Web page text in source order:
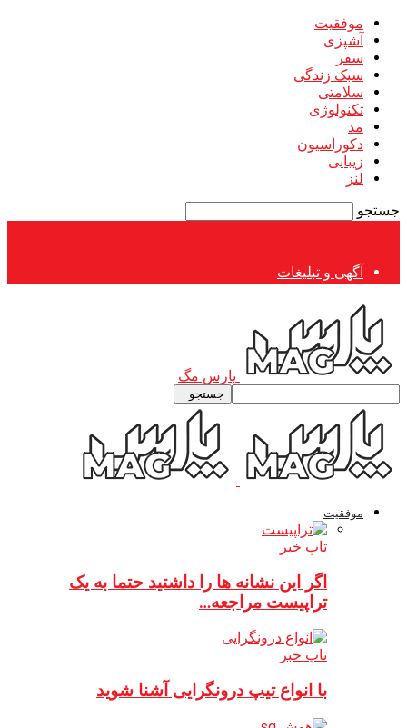
موفقیت
آشپزی
سفر
سبک زندگی
سلامتی
تکنولوژی
مد
دکوراسیون
زیبایی
لنز
جستجو
آگهی و تبلیغات
پارس مگ
موفقیت
تاپ خبر
اگر این نشانه ها را داشتید حتما به یک
تراپیست مراجعه…
تاپ خبر
با انواع تیپ درونگرایی آشنا شوید